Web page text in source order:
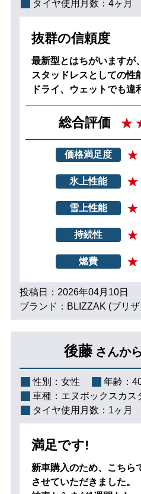
タイヤ使用月数： 4ヶ月
抜群の信頼度
最新型とはちがいますが
スタッドレスとしての性
ドライ、ウェットでも
総合評価
価格満足度
氷上性能
雪上性能
持続性
燃費
投稿日：2026年04月10日
ブランド：BLIZZAK (ブリ
後藤 さんか
性別： 女性 年齢：
車種： エヌボックスカス
タイヤ使用月数： 1ヶ月
満足です!
新車購入のため、こちら
させていただきました。